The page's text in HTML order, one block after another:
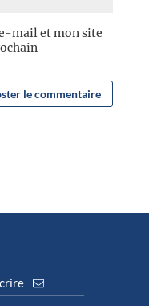
mail et mon site